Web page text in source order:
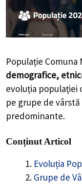
Populație Comuna
demografice,
evoluția
pe grupe de
predominante.
Conținut Articol
Evoluția
Grupe de